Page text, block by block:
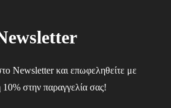
Newsletter και επωφεληθείτε με
στην παραγγελία σας!